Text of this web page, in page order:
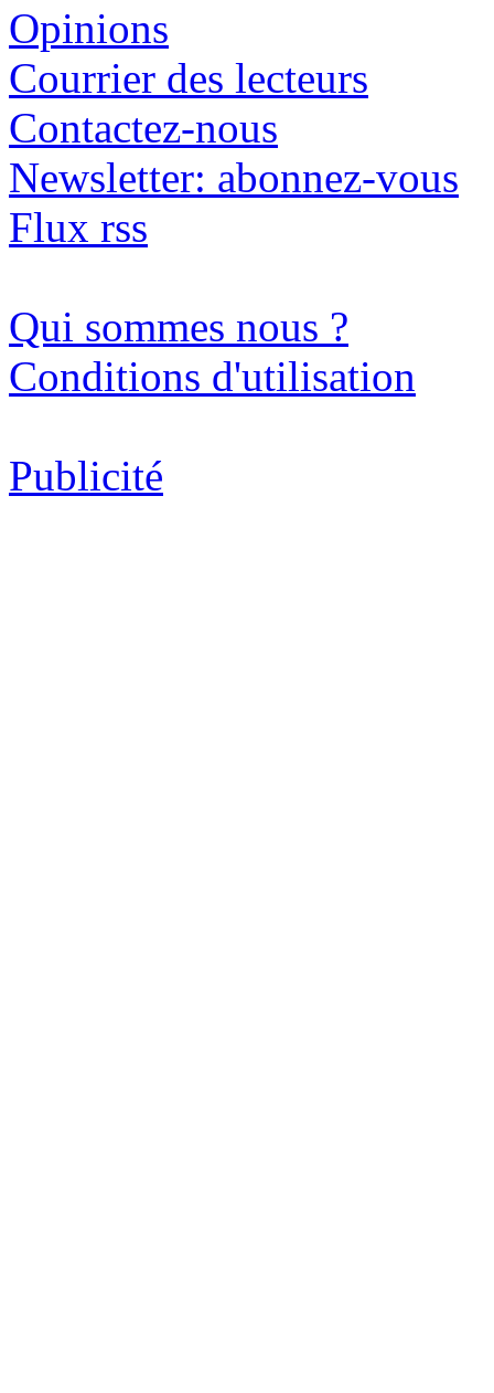
Opinions
Courrier des lecteurs
Contactez-nous
Newsletter: abonnez-vous
Flux rss
Qui sommes nous ?
Conditions d'utilisation
Publicité